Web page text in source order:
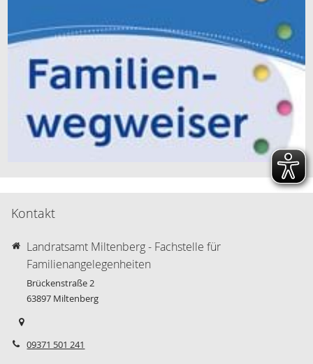
Kontakt
Landratsamt Miltenberg - Fachstelle für
Familienangelegenheiten
Brückenstraße 2
63897 Miltenberg
09371 501 241